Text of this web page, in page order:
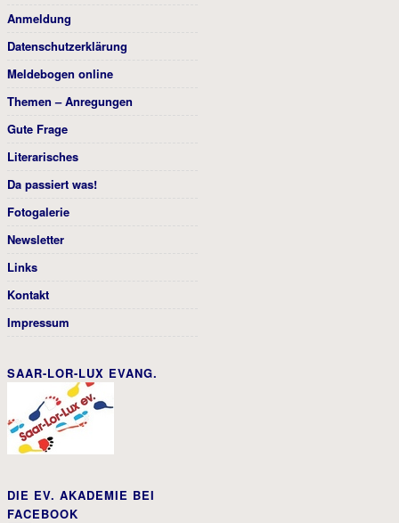
Anmeldung
Datenschutzerklärung
Meldebogen online
Themen – Anregungen
Gute Frage
Literarisches
Da passiert was!
Fotogalerie
Newsletter
Links
Kontakt
Impressum
SAAR-LOR-LUX EVANG.
DIE EV. AKADEMIE BEI
FACEBOOK